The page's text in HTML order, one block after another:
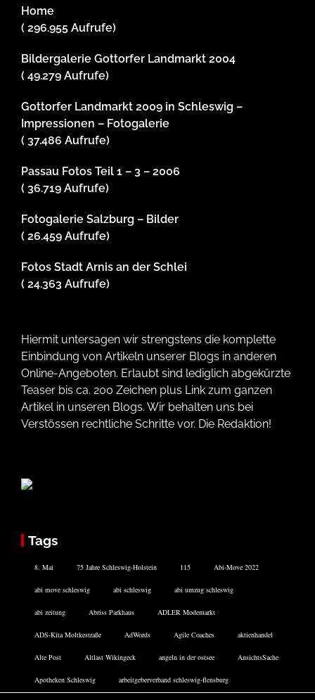
Home
( 296.955 Aufrufe)
Bildergalerie Gottorfer Landmarkt 2004
( 49.279 Aufrufe)
Gottorfer Landmarkt 2009 in Schleswig –
Impressionen – Fotogalerie
( 37.486 Aufrufe)
Passau Fotos Teil 1 – 3 – 2006
( 36.719 Aufrufe)
Fotogalerie Salzburg – Bilder
( 26.459 Aufrufe)
Fotos Stadt Arnis an der Schlei
( 24.363 Aufrufe)
Hiermit untersagen wir strengstens die komplette
Einbindung von Artikeln unserer Blogs in anderen
Online-Angeboten. Erlaubt sind lediglich abgekürzte
Teaser bis ca. 200 Zeichen plus Link zum ganzen
Artikel in unseren Blogs. Wir behalten uns bei
Verstössen rechtliche Schritte vor. Die Redaktion!
Tags
8. Mai 75 Jahre Schleswig-Holstein 115 Abi-Move 2022
abi move schleswig abi schleswig abi umzug schleswig
abi zeitung Abriss Parkhaus ADLER Modemarkt
ADS-Kita Moltkestraße AdWords Agile Coaches aktienhandel
Alte Post Altlast Wikingeck angeln in der ostsee AnsichtsSache
Apotheken Schleswig arbeitgeberverband schleswig-flensburg